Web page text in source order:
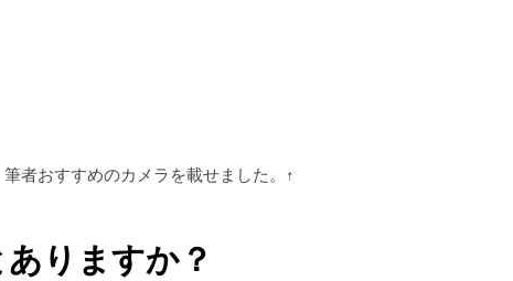
者おすすめのカメラを載せました。↑
りますか？